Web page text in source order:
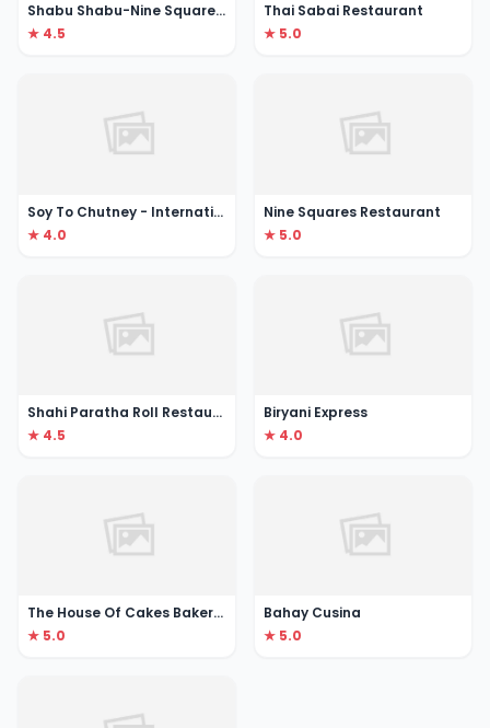
Shabu Shabu-Nine Squares Restaurant
★ 4.5
Thai Sabai Restaurant
★ 5.0
Soy To Chutney - International City
★ 4.0
Nine Squares Restaurant
★ 5.0
Shahi Paratha Roll Restaurant
★ 4.5
Biryani Express
★ 4.0
The House Of Cakes Bakery Dubai
★ 5.0
Bahay Cusina
★ 5.0